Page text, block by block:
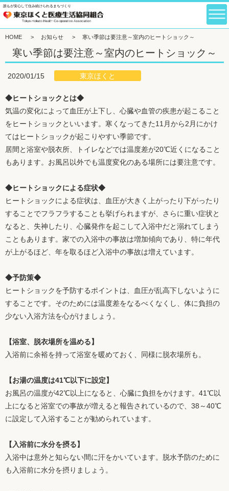
誰もが安心して住み続けられるまちづくり
HOME > お知らせ > 寒い季節は要注意～室内のヒートショック～
寒い季節は要注意～室内のヒートショック～
2020/01/15 東京ほくと
◆ヒートショックとは◆
気温の変化によって血圧が上下し、心臓や血管の疾患が起こること
をヒートショックといいます。寒くなってきた11月から2月にかけ
てはヒートショックが起こりやすい季節です。
居間と浴室や脱衣所、トイレなどでは温度差が20℃近くになること
もあります。お風呂以外でも温度変化のある場所には要注意です。
◆ヒートショックによる症状◆
ヒートショックによる症状は、血圧が大きく上がったり下がったり
することでフラフラすることも挙げられますが、さらに重い症状と
なると、失神したり、心臓発作を起こして入浴中だと溺れてしまう
こともあります。家での入浴中の事故は増加傾向であり、特に年代
が上がるほど、年を取るほど入浴中の事故は増えています。
◆予防策◆
ヒートショックを予防するポイントは、血圧が乱高下しないように
することです。そのためには温度差をなるべくなくし、体に負担の
少ない入浴方法を心がけましょう。
【浴室、脱衣場所を温める】
入浴前に余裕を持って浴室を暖めておく、同様に脱衣場所も。
【お湯の温度は41℃以下に設定】
お風呂の温度が42℃以上になると、心臓に負担をかけます。41℃以
上になると浴室での事故が増えると報告されているので、38～40℃
に設定して入浴することが勧められています。
【入浴前に水分を摂る】
入浴中は意外と知らない間に汗をかいています。脱水予防のために
も入浴前に水分を摂りましょう。